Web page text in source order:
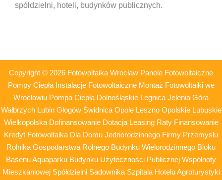
spółdzielni, hoteli, budynków publicznych.
Copyright © 2026 Fotowoltaika Wrocław Panele Fotowoltaiczne
Pompy Ciepła Instalacje Fotowoltaiczne Montaż Fotowoltaiki we
Wrocławiu Pompa Ciepła Dolnośląskie Legnica Jelenia Góra
Wałbrzych Lubin Głogów Świdnica Opole Leszno Opolskie Lubuskie
Wielkopolska Dofinansowanie Dotacja Leasing Raty Finansowanie
Kredyt Fotowoltaika Dla Domu Jednorodzinnego Firmy Przemysłu
Rolnika Gospodarstwa Rolnego Budynku Wielorodzinnego Bloku
Basenu Aquaparku Budynku Użyteczności Publicznej Wspólnoty
Mieszkaniowej Spółdzielni Sadownika Szpitala Hotelu Agroturystyki